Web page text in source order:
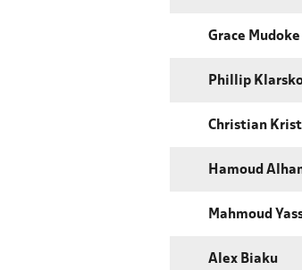
Grace Mudoke
Phillip
Christian
Hamoud
Mahmoud
Alex Biaku